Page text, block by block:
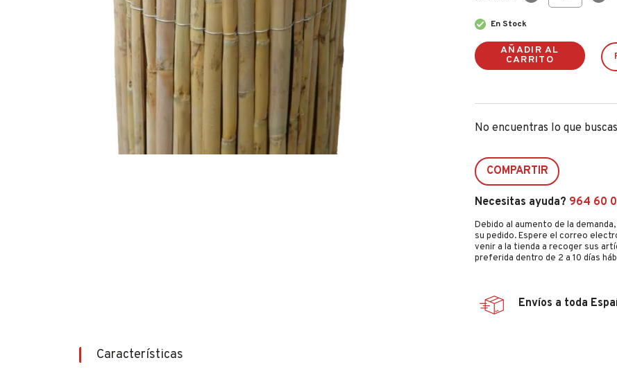
era:
32.18€.
es:
25.50€.
280011
cantidad
En Stock
AÑADIR AL
CARRITO
No encuentras lo que
COMPARTIR
Necesitas ayuda? 964 60
Debido al aumento de la
su pedido. Espere el correo
venir a la tienda a recoger sus
preferida dentro de 2 a 10 días
Envíos a toda
Características